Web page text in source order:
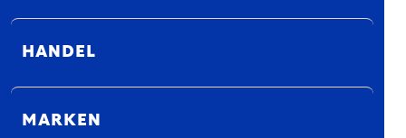
HANDEL
MARKEN